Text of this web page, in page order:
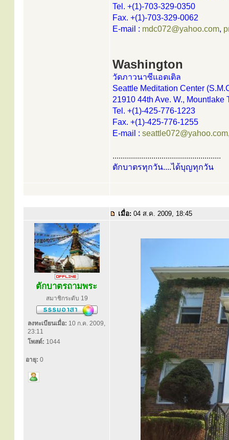
Tel. +(1)-703-329-0350
Fax. +(1)-703-329-0062
E-mail : mdc072@yahoo.com,
Washington
วัดภาวนาซีแอตเติล
Seattle Meditation Center
21910 44th Ave. W., Mountlake
Tel. +(1)-425-776-1223
Fax. +(1)-425-776-1255
E-mail : seattle072@yahoo.com
.....................................................
ตักบาตรทุกวัน....ได้บุญทุกวัน
เมื่อ: 04 ส.ค. 2009, 18:45
ตักบาตรถามพระ
สมาชิกระดับ 19
ลงทะเบียนเมื่อ: 10 ก.ค. 2009,
23:11
โพสต์: 1044
อายุ: 0